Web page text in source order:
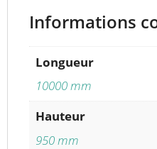
Informations
Longueur
10000 mm
Hauteur
950 mm